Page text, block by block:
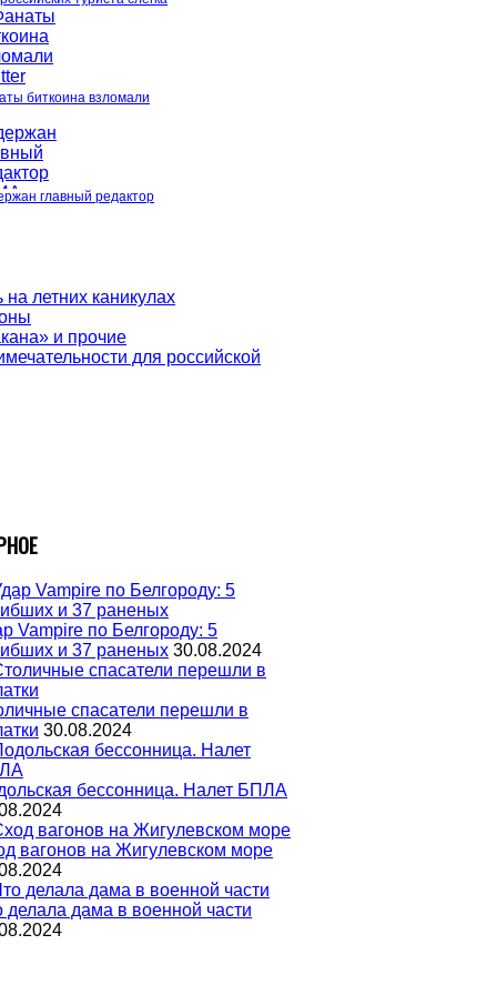
биткоина взломали
главный редактор
Vampire по Белгороду: 5
и 37 раненых 30.08.2024
спасатели перешли в
30.08.2024
бессонница. Налет БПЛА
вагонов на Жигулевском море
делала дама в военной части